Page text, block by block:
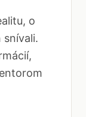
o
snívali.